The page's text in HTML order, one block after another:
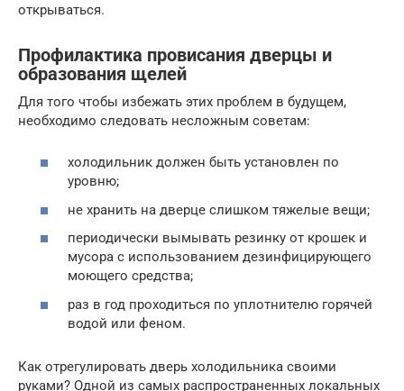
открываться.
Профилактика провисания дверцы и
образования щелей
Для того чтобы избежать этих проблем в будущем,
необходимо следовать несложным советам:
холодильник должен быть установлен по
уровню;
не хранить на дверце слишком тяжелые вещи;
периодически вымывать резинку от крошек и
мусора с использованием дезинфицирующего
моющего средства;
раз в год проходиться по уплотнителю горячей
водой или феном.
Как отрегулировать дверь холодильника своими
руками? Одной из самых распространенных локальных